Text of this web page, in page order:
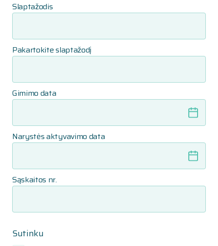
Slaptažodis
Pakartokite slaptažodį
Gimimo data
Narystės aktyvavimo data
Sąskaitos nr.
Sutinku